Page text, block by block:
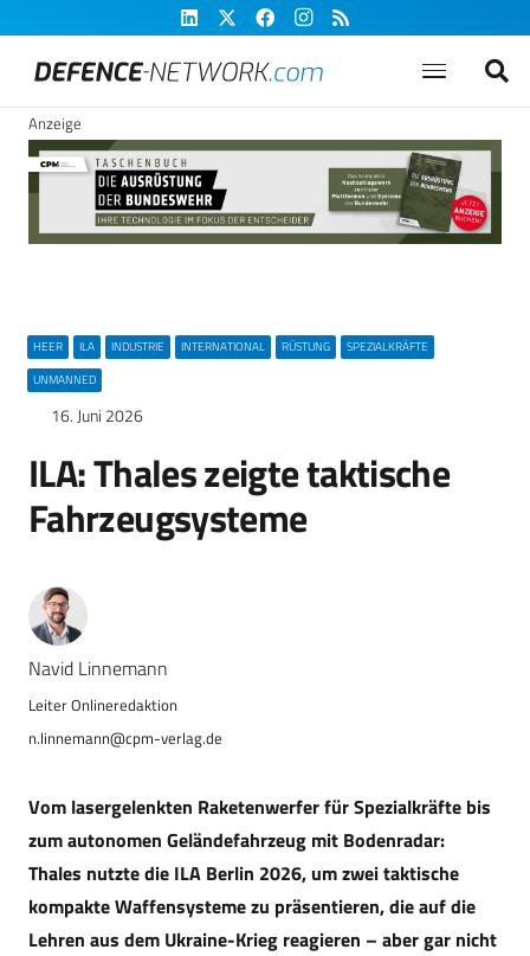
Anzeige
HEER ILA INDUSTRIE INTERNATIONAL RÜSTUNG
SPEZIALKRÄFTE
UNMANNED
16. Juni 2026
ILA: Thales zeigte taktische
Fahrzeugsysteme
Navid Linnemann
n.linnemann@cpm-verlag.de
Vom lasergelenkten Raketenwerfer für Spezialkräfte bis
zum autonomen Geländefahrzeug mit Bodenradar:
Thales nutzte die ILA Berlin 2026, um zwei taktische
kompakte Waffensysteme zu präsentieren, die auf die
Lehren aus dem Ukraine-Krieg reagieren – aber gar nicht